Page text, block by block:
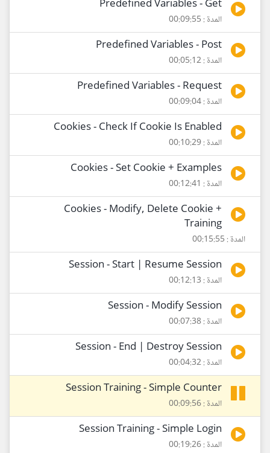
Predefined Variables - Get
المدة : 00:09:55
Predefined Variables - Post
المدة : 00:05:12
Predefined Variables - Request
المدة : 00:09:04
Cookies - Check If Cookie Is Enabled
المدة : 00:10:29
Cookies - Set Cookie + Examples
المدة : 00:12:41
Cookies - Modify, Delete Cookie +
Training
المدة : 00:15:55
Session - Start | Resume Session
المدة : 00:12:13
Session - Modify Session
المدة : 00:07:38
Session - End | Destroy Session
المدة : 00:04:32
Session Training - Simple Counter
المدة : 00:09:56
Session Training - Simple Login
المدة : 00:19:26